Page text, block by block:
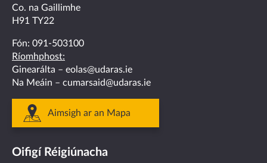
Co. na Gaillimhe
H91 TY22
Fón: 091-503100
Ríomhphost:
Ginearálta – eolas@udaras.ie
Na Meáin – cumarsaid@udaras.ie
Aimsigh ar an Mapa
Oifigí Réigiúnacha